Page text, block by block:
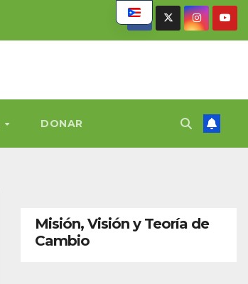
DONAR
Misión, Visión y Teoría de
Cambio